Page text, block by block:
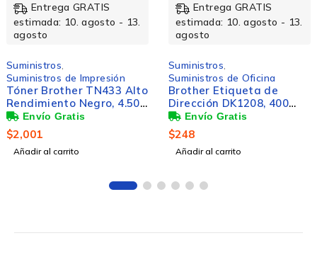
Entrega GRATIS
estimada: 10. agosto - 13.
agosto
Suministros
Suministros de Oficina
Brother Etiqueta de
Dirección DK1208, 400
Etiquetas de 1.5'' x 3.5'',
Blanco
$248
Añadir al carrito
Entrega GRATIS
estimada: 10. agosto - 13.
agosto
Suministros
Suministros de Oficina
Cinta Brother M531
Negro sobre Azul, 12mm
8m
$162
Añadir al carrito